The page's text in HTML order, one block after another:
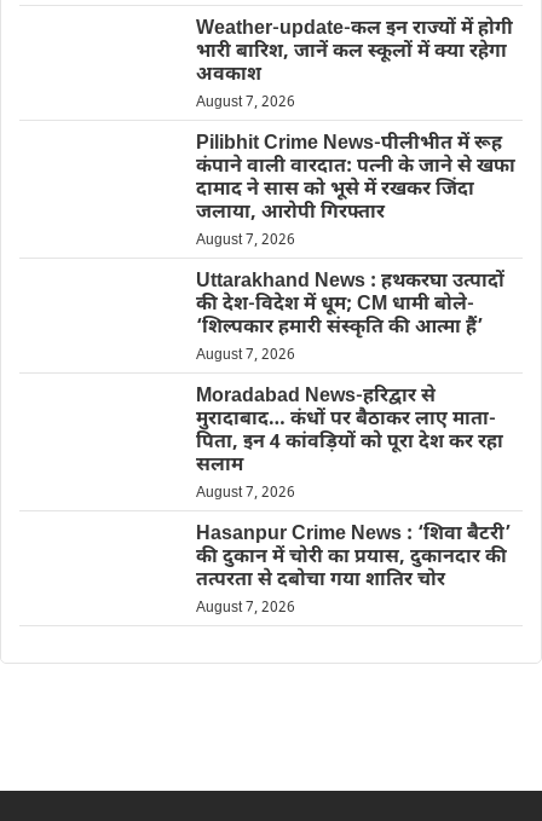
Weather-update-कल इन राज्यों में होगी
भारी बारिश, जानें कल स्कूलों में क्या रहेगा
अवकाश
August 7, 2026
Pilibhit Crime News-पीलीभीत में रूह
कंपाने वाली वारदात: पत्नी के जाने से खफा
दामाद ने सास को भूसे में रखकर जिंदा
जलाया, आरोपी गिरफ्तार
August 7, 2026
Uttarakhand News : हथकरघा उत्पादों
की देश-विदेश में धूम; CM धामी बोले-
‘शिल्पकार हमारी संस्कृति की आत्मा हैं’
August 7, 2026
Moradabad News-हरिद्वार से
मुरादाबाद… कंधों पर बैठाकर लाए माता-
पिता, इन 4 कांवड़ियों को पूरा देश कर रहा
सलाम
August 7, 2026
Hasanpur Crime News : ‘शिवा बैटरी’
की दुकान में चोरी का प्रयास, दुकानदार की
तत्परता से दबोचा गया शातिर चोर
August 7, 2026